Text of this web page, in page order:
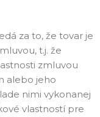
za to, že tovar je
t.j. že
zmluvou
alebo jeho
nimi vykonanej
vlastností pre